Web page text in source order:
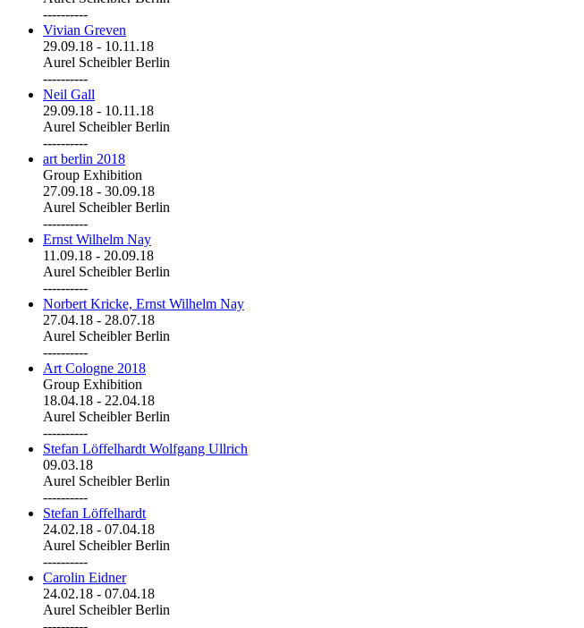
----------
Vivian Greven
29.09.18 - 10.11.18
Aurel Scheibler Berlin
----------
Neil Gall
29.09.18 - 10.11.18
Aurel Scheibler Berlin
----------
art berlin 2018
Group Exhibition
27.09.18 - 30.09.18
Aurel Scheibler Berlin
----------
Ernst Wilhelm Nay
11.09.18 - 20.09.18
Aurel Scheibler Berlin
----------
Norbert Kricke, Ernst Wilhelm Nay
27.04.18 - 28.07.18
Aurel Scheibler Berlin
----------
Art Cologne 2018
Group Exhibition
18.04.18 - 22.04.18
Aurel Scheibler Berlin
----------
Stefan Löffelhardt Wolfgang Ullrich
09.03.18
Aurel Scheibler Berlin
----------
Stefan Löffelhardt
24.02.18 - 07.04.18
Aurel Scheibler Berlin
----------
Carolin Eidner
24.02.18 - 07.04.18
Aurel Scheibler Berlin